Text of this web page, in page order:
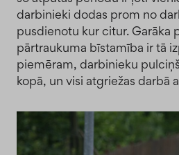
darbinieki dodas prom no
pusdienotu kur citur. Garāka
pārtraukuma bīstamība ir tā
piemēram, darbinieku
kopā, un visi atgriežas darbā